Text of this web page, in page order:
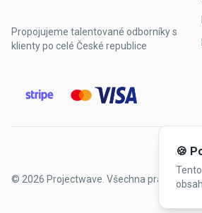
Propojujeme talentované odborníky s
klienty po celé České republice
© 2026 Projectwave. Všechna práva
🍪